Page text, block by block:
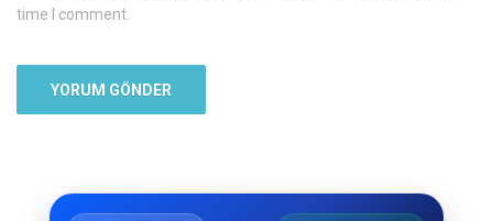
time I comment.